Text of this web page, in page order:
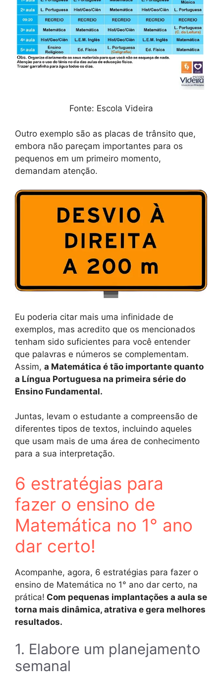
Fonte: Escola Videira
Outro exemplo são as placas de trânsito que,
embora não pareçam importantes para os
pequenos em um primeiro momento,
demandam atenção.
Eu poderia citar mais uma infinidade de
exemplos, mas acredito que os mencionados
tenham sido suficientes para você entender
que palavras e números se complementam.
Assim, a Matemática é tão importante quanto
a Língua Portuguesa na primeira série do
Ensino Fundamental.
Juntas, levam o estudante a compreensão de
diferentes tipos de textos, incluindo aqueles
que usam mais de uma área de conhecimento
para a sua interpretação.
6 estratégias para
fazer o ensino de
Matemática no 1° ano
dar certo!
Acompanhe, agora, 6 estratégias para fazer o
ensino de Matemática no 1° ano dar certo, na
prática! Com pequenas implantações a aula se
torna mais dinâmica, atrativa e gera melhores
resultados.
1. Elabore um planejamento
semanal